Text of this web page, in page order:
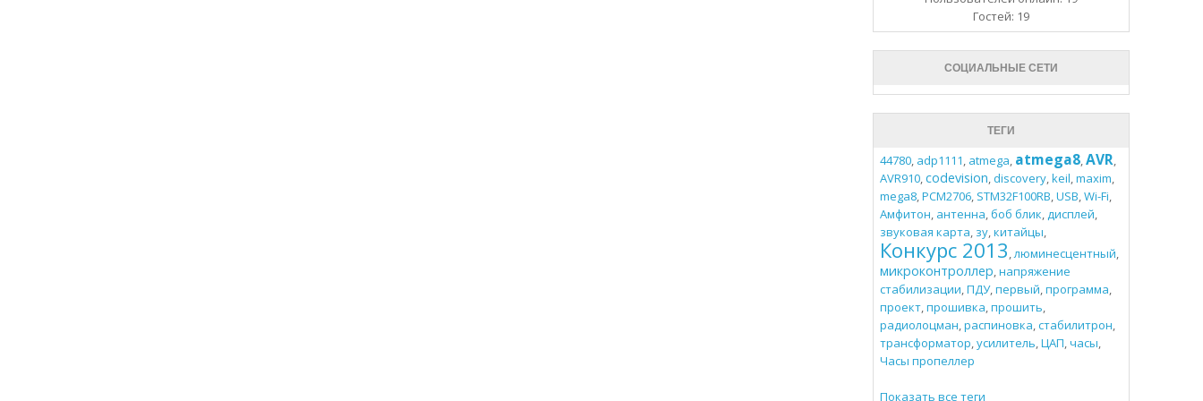
Гостей: 19
СОЦИАЛЬНЫЕ СЕТИ
ТЕГИ
44780, adp1111, atmega, atmega8,AVR,
AVR910,codevision,discovery,keil,maxim,
mega8,PCM2706, STM32F100RB,USB,Wi-Fi,
Амфитон, антенна,боб блик,дисплей,
звуковая карта, зу,китайцы,
Конкурс 2013,люминесцентный,
микроконтроллер,напряжение
стабилизации,ПДУ,первый,программа,
проект,прошивка,прошить,
радиолоцман,распиновка,стабилитрон,
трансформатор,усилитель,ЦАП,часы,
Часы пропеллер
Показать все теги